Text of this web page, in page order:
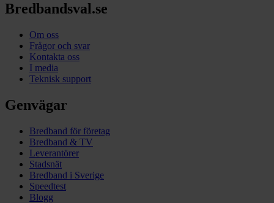
Bredbandsval.se
Om oss
Frågor och svar
Kontakta oss
I media
Teknisk support
Genvägar
Bredband för företag
Bredband & TV
Leverantörer
Stadsnät
Bredband i Sverige
Speedtest
Blogg